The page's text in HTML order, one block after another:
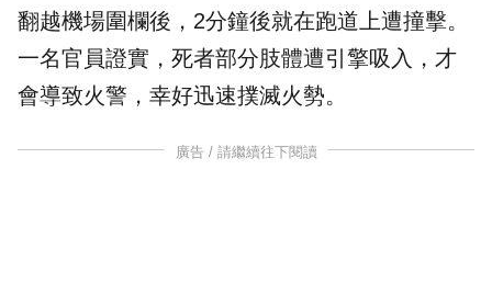
翻越機場圍欄後，2分鐘後就在跑道上遭撞擊。
一名官員證實，死者部分肢體遭引擎吸入，才
會導致火警，幸好迅速撲滅火勢。
廣告 / 請繼續往下閱讀